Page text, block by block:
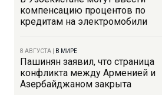
компенсацию процентов по
кредитам на электромобили
8 АВГУСТА В МИРЕ
Пашинян заявил, что страница
конфликта между Арменией и
Азербайджаном закрыта